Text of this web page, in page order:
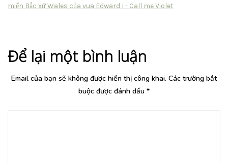
miến Bắc xứ Wales của vua Edward I - Call me Violet
Để lại một bình luận
Email của bạn sẽ không được hiển thị công khai. Các trường bắt
buộc được đánh dấu *